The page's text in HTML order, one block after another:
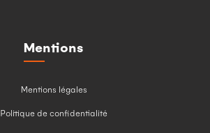
Mentions
Mentions légales
Politique de confidentialité